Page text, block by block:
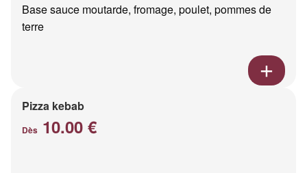
Base sauce moutarde, fromage, poulet, pommes de
terre
Pizza kebab
Dès 10.00 €